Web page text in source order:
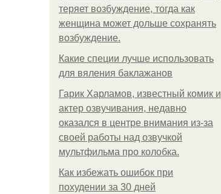
теряет возбуждение, тогда как
женщина может дольше сохранять
возбуждение.
Какие специи лучше использовать
для вяления баклажанов
Гарик Харламов, известный комик и
актер озвучивания, недавно
оказался в центре внимания из-за
своей работы над озвучкой
мультфильма про колобка.
Как избежать ошибок при
похудении за 30 дней